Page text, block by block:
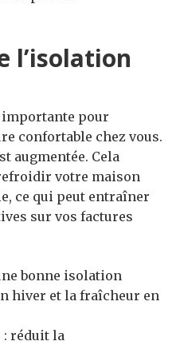
l’isolation
pour
confortable chez vous.
augmentée. Cela
votre maison
ce qui peut entraîner
sur vos factures
bonne isolation
hiver et la fraîcheur en
: réduit la